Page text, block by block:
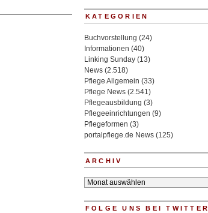
KATEGORIEN
Buchvorstellung (24)
Informationen (40)
Linking Sunday (13)
News (2.518)
Pflege Allgemein (33)
Pflege News (2.541)
Pflegeausbildung (3)
Pflegeeinrichtungen (9)
Pflegeformen (3)
portalpflege.de News (125)
ARCHIV
Archiv
FOLGE UNS BEI TWITTER